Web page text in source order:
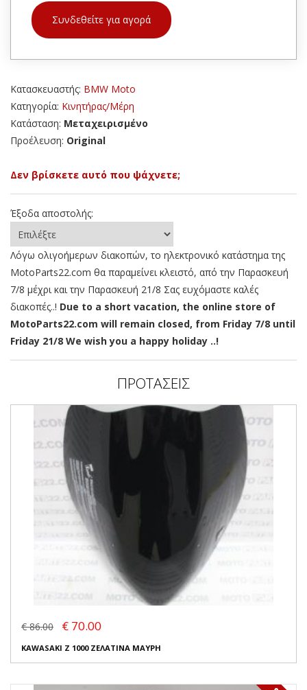
Συνδεθείτε για αγορά
Κατασκευαστής: BMW Moto
Κατηγορία: Κινητήρας/Μέρη
Κατάσταση: Μεταχειρισμένο
Προέλευση: Original
Δεν βρίσκετε αυτό που ψάχνετε;
Έξοδα αποστολής:
Λόγω ολιγοήμερων διακοπών, το ηλεκτρονικό κατάστημα της
MotoParts22.com θα παραμείνει κλειστό, από την Παρασκευή
7/8 μέχρι και την Παρασκευή 21/8 Σας ευχόμαστε καλές
διακοπές..! Due to a short vacation, the online store of
MotoParts22.com will remain closed, from Friday 7/8 until
Friday 21/8 We wish you a happy holiday ..!
ΠΡΟΤΑΣΕΙΣ
€ 86.00 € 70.00
KAWASAKI Z 1000 ΖΕΛΑΤΙΝΑ ΜΑΥΡΗ